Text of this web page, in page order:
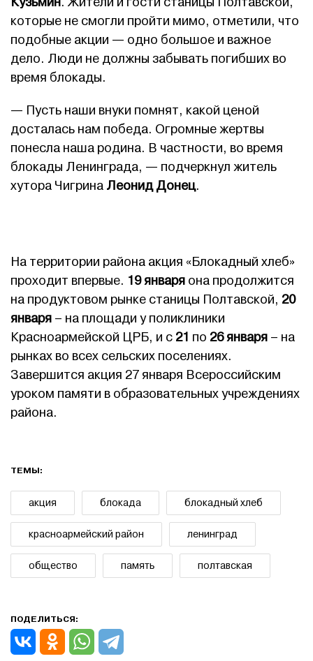
которые не смогли пройти мимо, отметили, что
подобные акции — одно большое и важное
дело. Люди не должны забывать погибших во
время блокады.
— Пусть наши внуки помнят, какой ценой
досталась нам победа. Огромные жертвы
понесла наша родина. В частности, во время
блокады Ленинграда, — подчеркнул житель
хутора Чигрина Леонид Донец.
На территории района акция «Блокадный хлеб»
проходит впервые. 19 января она продолжится
на продуктовом рынке станицы Полтавской, 20
января – на площади у поликлиники
Красноармейской ЦРБ, и с 21 по 26 января – на
рынках во всех сельских поселениях.
Завершится акция 27 января Всероссийским
уроком памяти в образовательных учреждениях
района.
ТЕМЫ:
акция блокада блокадный хлеб
красноармейский район ленинград
общество память полтавская
ПОДЕЛИТЬСЯ: